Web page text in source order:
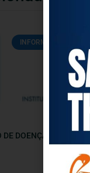
INFORMAÇÕES ÚTEIS
DOENÇA